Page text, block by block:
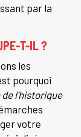
par la
T-IL ?
les
pourquoi
l'historique
votre